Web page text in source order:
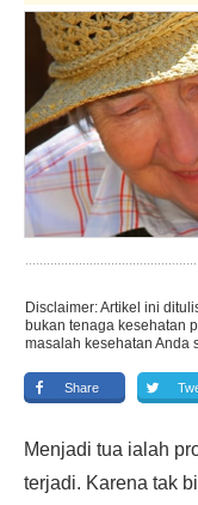
Disclaimer: Artikel ini
bukan tenaga kesehatan
masalah kesehatan Anda
Share
Menjadi tua ialah
terjadi. Karena tak